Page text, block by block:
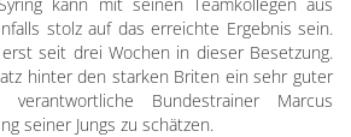
stolz auf das erreichte Ergebnis sein.
seit drei Wochen in dieser Besetzung.
hinter den starken Briten ein sehr guter
Bundestrainer Marcus
seiner Jungs zu schätzen.